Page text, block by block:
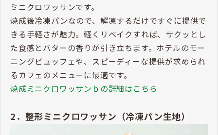
ミニクロワッサンです。
焼成後冷凍パンなので、解凍するだけですぐに提供で
きる手軽さが魅力。軽くリベイクすれば、サクッとし
た食感とバターの香りが引き立ちます。ホテルのモー
ニングビュッフェや、スピーディーな提供が求められ
るカフェのメニューに最適です。
焼成ミニクロワッサンｂの詳細はこちら
2．整形ミニクロワッサン（冷凍パン生地）